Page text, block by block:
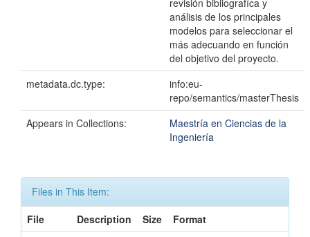
revisión bibliografíca y
análisis de los principales
modelos para seleccionar el
más adecuando en función
del objetivo del proyecto.
metadata.dc.type:
info:eu-
repo/semantics/masterThesis
Appears in Collections:
Maestría en Ciencias de la
Ingeniería
Files in This Item:
File
Description Size
Format